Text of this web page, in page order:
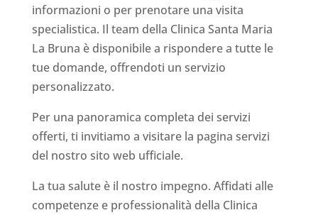
informazioni o per prenotare una visita
specialistica. Il team della Clinica Santa Maria
La Bruna è disponibile a rispondere a tutte le
tue domande, offrendoti un servizio
personalizzato.
Per una panoramica completa dei servizi
offerti, ti invitiamo a visitare la pagina servizi
del nostro sito web ufficiale.
La tua salute è il nostro impegno. Affidati alle
competenze e professionalità della Clinica